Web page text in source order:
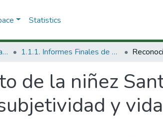
Statistics
1.1 Productos de investigación 1.1.1. Informes Finales de Proyectos de Investigación
de la niñez
y